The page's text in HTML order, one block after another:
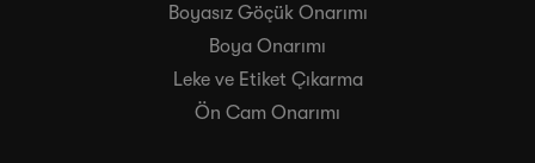
Boyasız Göçük Onarımı
Boya Onarımı
Leke ve Etiket Çıkarma
Ön Cam Onarımı